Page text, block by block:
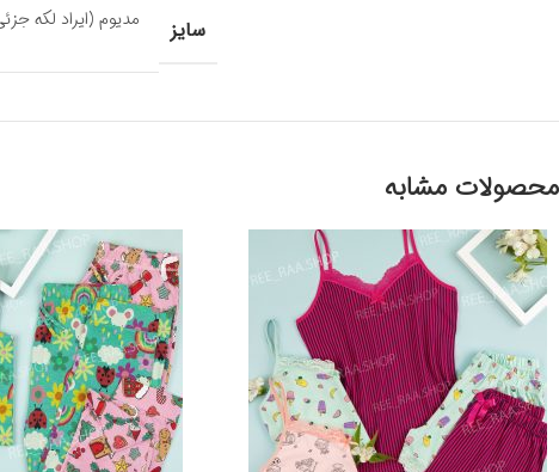
سایز مدیوم (ایراد لکه
محصولات مشابه